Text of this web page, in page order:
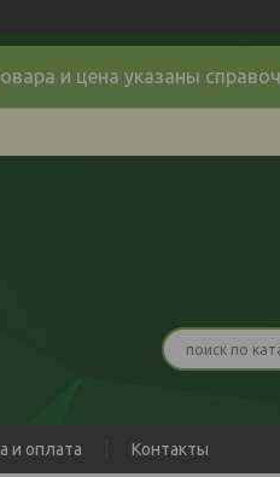
и цена указаны
и оплата Контакты